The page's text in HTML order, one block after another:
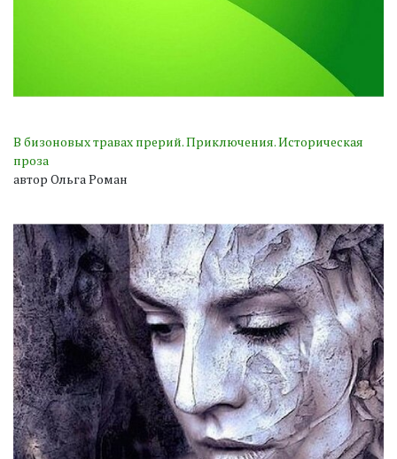
В бизоновых травах прерий. Приключения. Историческая
проза
автор Ольга Роман